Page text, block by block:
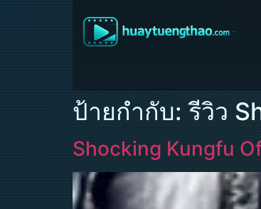
ป้ายกำกับ:รีวิว
Shocking Kungfu